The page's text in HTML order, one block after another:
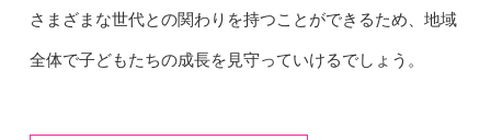
さまざまな世代との関わりを持つことができるため、地域
全体で子どもたちの成長を見守っていけるでしょう。